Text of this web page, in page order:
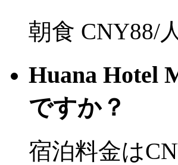
朝食 CNY88/人
Huana Hotel
ですか？
宿泊料金は